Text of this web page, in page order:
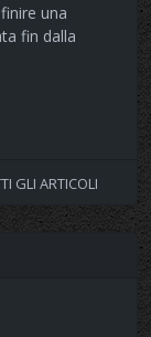
una
fin dalla
GLI ARTICOLI